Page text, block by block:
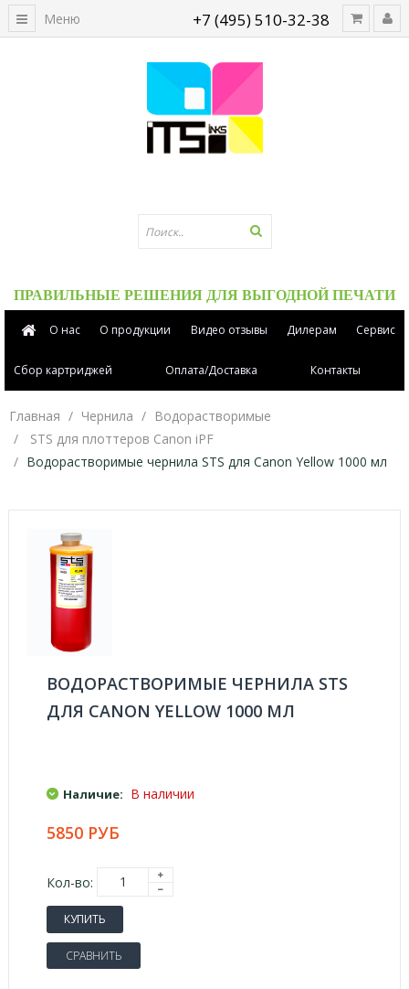
+7 (495) 510-32-38
ПРАВИЛЬНЫЕ РЕШЕНИЯ ДЛЯ ВЫГОДНОЙ ПЕЧАТИ
Меню
О нас О продукции Видео отзывы Дилерам Сервис
Сбор картриджей Оплата/Доставка Контакты
Главная Чернила
Водорастворимые
STS для плоттеров Canon iPF
Водорастворимые чернила STS для Canon Yellow 1000 мл
ВОДОРАСТВОРИМЫЕ ЧЕРНИЛА STS
ДЛЯ CANON YELLOW 1000 МЛ
Наличие: В наличии
5850 РУБ
Кол-во:
КУПИТЬ
СРАВНИТЬ